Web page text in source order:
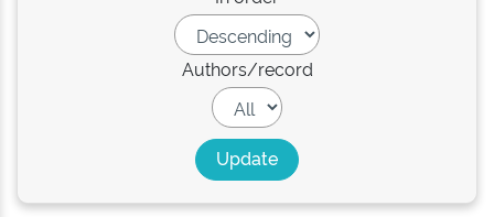
Authors/record